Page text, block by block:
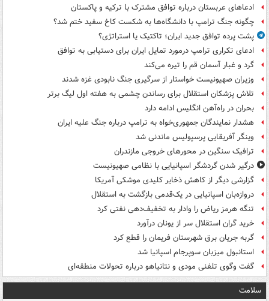
ادعاهای عربستان درباره توافق مشترک با ترکیه و پاکستان
چگونه جنگ ترامپ با دانشگاه‌ها به شکست کاخ سفید ختم شد؟
پشت پرده توافق جدید ایران؛ تاکتیک یا استراتژی؟
ادعای تکراری ترامپ درمورد تمایل ایران برای دستیابی به توافق
گرد و غبار آسمان قم را تیره می‌کند
وزیران صهیونیست خواستار از سرگیری جنگ نابودی غزه شدند
تلاش پزشکان استقلال برای رساندن چشمی به هفته اول لیگ برتر
بحران در راه‌آهن انگلیس ادامه دارد
هشدار نمایندگان جمهوری‌خواه به ترامپ درباره جنگ علیه ایران
وینگر آفریقایی پرسپولیس ماندنی شد
ترافیک سنگین در محورهای خروجی مازندران
درگیر شدن گردشگر اسپانیایی با نظامی صهیونیست
گزارشی دیگر از کاهش ذخایر کلیدی موشکی آمریکا
دروازه‌بان اسپانیایی در یک‌قدمی بازگشت به استقلال
تنگه هرمز ریاض را وادار به تخفیف‌دهی نفتی کرد
خرید گران استقلال سر از یونان درآورد
گربه جریان برق شهرستان فریمان را قطع کرد
استانبول میزبان سوپرجام اسپانیا شد
گفت وگوی تلفنی مودی و نتانیاهو درباره تحولات منطقه‌ای
سلامت